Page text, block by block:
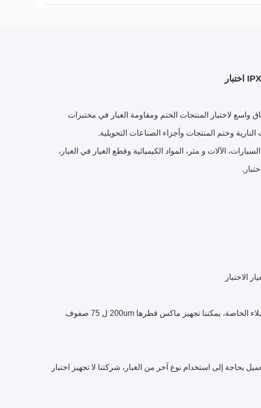
واسع لاختبار المنتجات الختم ومقاومة الغبار في مختبرات
النارية وختم المنتجات وأجزاء الصناعات التحويلية.
الآلات و متر، المواد الكيميائية وقطع الغيار في الغبار،
بحاجة إلى استخدام نوع آخر من الغبار، شركتنا لا تجهيز اختبار